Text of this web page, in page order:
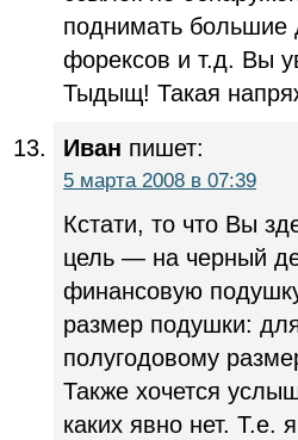
поднимать большие
форексов и т.д. Вы
Тыдыщ! Такая
Иван пишет:
5 марта 2008 в 07:39
Кстати, то что Вы
цель — на черный
финансовую
размер подушки:
полугодовому
Также хочется
каких явно нет. Т.е.